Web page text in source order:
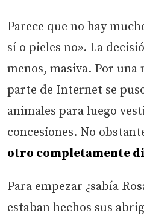
Parece que no hay
sí o pieles no». La
menos, masiva. Por una
parte de Internet se
animales para luego
concesiones. No
otro completamente
Para empezar ¿sabía
estaban hechos sus